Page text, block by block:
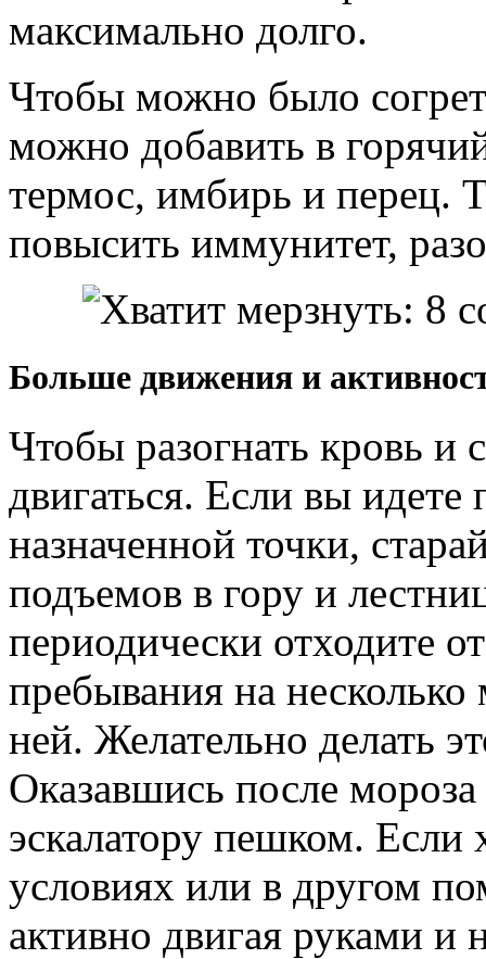
максимально долго.
Чтобы можно было
можно добавить в
термос, имбирь и перец.
повысить иммунитет,
Больше движения и
Чтобы разогнать кровь и
двигаться. Если вы
назначенной точки,
подъемов в гору и
периодически отходите
пребывания на несколько
ней. Желательно делать
Оказавшись после
эскалатору пешком. Если
условиях или в другом
активно двигая руками и